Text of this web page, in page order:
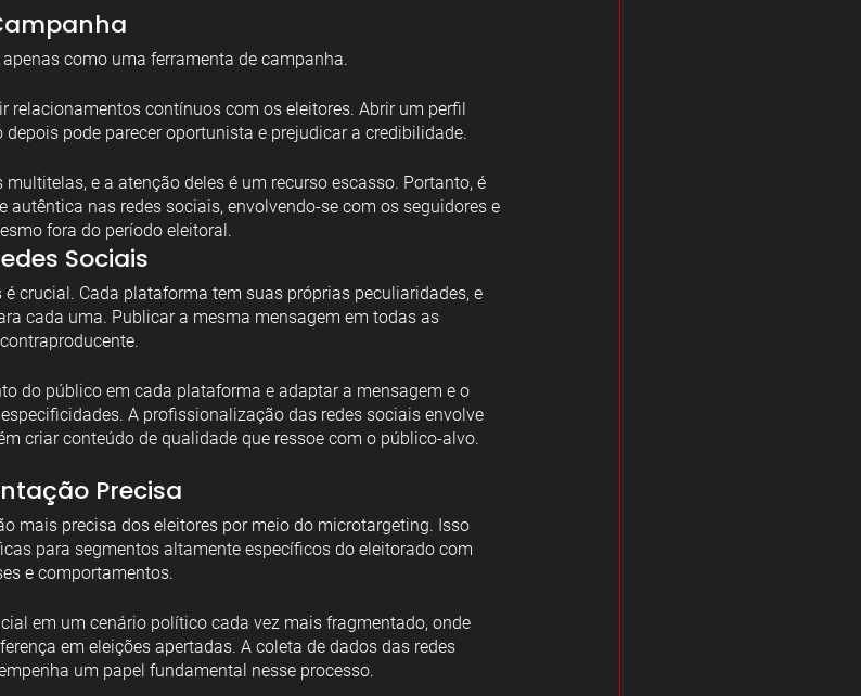
como uma ferramenta de campanha.
relacionamentos contínuos com os eleitores. Abrir um perfil
pode parecer oportunista e prejudicar a credibilidade.
e a atenção deles é um recurso escasso. Portanto, é
autêntica nas redes sociais, envolvendo-se com os seguidores e
fora do período eleitoral.
Sociais
crucial. Cada plataforma tem suas próprias peculiaridades, e
cada uma. Publicar a mesma mensagem em todas as
do público em cada plataforma e adaptar a mensagem e o
A profissionalização das redes sociais envolve
criar conteúdo de qualidade que ressoe com o público-alvo.
Precisa
mais precisa dos eleitores por meio do microtargeting. Isso
para segmentos altamente específicos do eleitorado com
e comportamentos.
em um cenário político cada vez mais fragmentado, onde
em eleições apertadas. A coleta de dados das redes
um papel fundamental nesse processo.